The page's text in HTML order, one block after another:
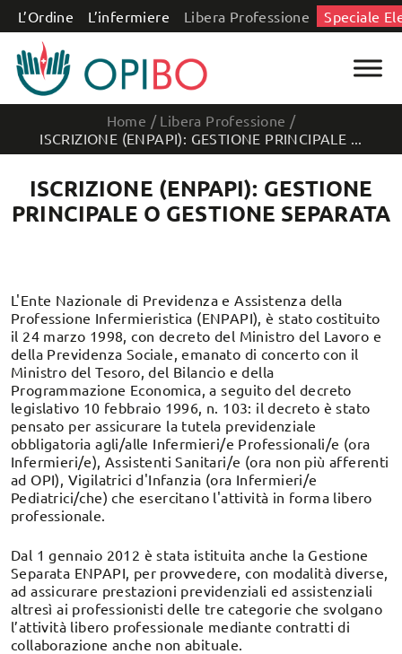
Salta al contenuto
L’Ordine L’infermiere Libera Professione Speciale
Home / Libera Professione /
ISCRIZIONE (ENPAPI): GESTIONE PRINCIPALE ...
ISCRIZIONE (ENPAPI): GESTIONE
PRINCIPALE O GESTIONE SEPARATA
L'Ente Nazionale di Previdenza e Assistenza della
Professione Infermieristica (ENPAPI), è stato costituito
il 24 marzo 1998, con decreto del Ministro del Lavoro e
della Previdenza Sociale, emanato di concerto con il
Ministro del Tesoro, del Bilancio e della
Programmazione Economica, a seguito del decreto
legislativo 10 febbraio 1996, n. 103: il decreto è stato
pensato per assicurare la tutela previdenziale
obbligatoria agli/alle Infermieri/e Professionali/e (ora
Infermieri/e), Assistenti Sanitari/e (ora non più afferenti
ad OPI), Vigilatrici d'Infanzia (ora Infermieri/e
Pediatrici/che) che esercitano l'attività in forma libero
professionale.
Dal 1 gennaio 2012 è stata istituita anche la Gestione
Separata ENPAPI, per provvedere, con modalità diverse,
ad assicurare prestazioni previdenziali ed assistenziali
altresì ai professionisti delle tre categorie che svolgano
l’attività libero professionale mediante contratti di
collaborazione anche non abituale.